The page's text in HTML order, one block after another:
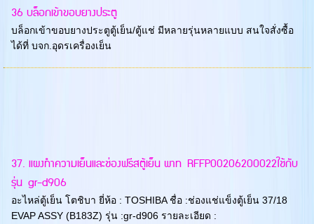
36 บล็อกเข้าขอบยางประตู
บล็อกเข้าขอบยางประตูตู้เย็น/ตู้แช่ มีหลายรุ่นหลายแบบ สนใจสั่งซื้อ
ได้ที่ บจก.อุดรเครื่องเย็น
37. แผงทำความเย็นและช่องฟรีสตู้เย็น พาท RFFP00206200022ใช้กับ
รุ่น gr-d906
อะไหล่ตู้เย็น โตชิบา ยี่ห้อ : TOSHIBA ชื่อ :ช่องแช่แข็งตู้เย็น 37/18
EVAP ASSY (B183Z) รุ่น :gr-d906 รายละเอียด :